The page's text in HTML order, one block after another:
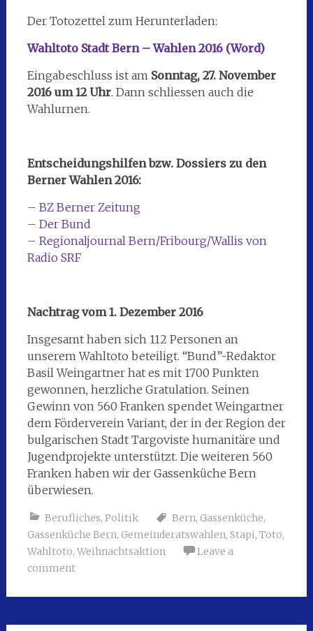
Der Totozettel zum Herunterladen:
Wahltoto Stadt Bern – Wahlen 2016 (Word)
Eingabeschluss ist am Sonntag, 27. November
2016 um 12 Uhr. Dann schliessen auch die
Wahlurnen.
Entscheidungshilfen bzw. Dossiers zu den
Berner Wahlen 2016:
– BZ Berner Zeitung
– Der Bund
– Regionaljournal Bern/Fribourg/Wallis von
Radio SRF
Nachtrag vom 1. Dezember 2016
Insgesamt haben sich 112 Personen an
unserem Wahltoto beteiligt. “Bund”-Redaktor
Basil Weingartner hat es mit 1700 Punkten
gewonnen, herzliche Gratulation. Seinen
Gewinn von 560 Franken spendet Weingartner
dem Förderverein Variant, der in der Region der
bulgarischen Stadt Targoviste humanitäre und
Jugendprojekte unterstützt. Die weiteren 560
Franken haben wir der Gassenküche Bern
überwiesen.
Berufliches, Politik Bern, Gassenküche,
Gassenküche Bern, Gemeinderatswahlen, Stapi, Toto,
Wahltoto, Weihnachtsaktion
Leave a
comment